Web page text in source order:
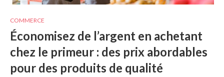
COMMERCE
Économisez de l’argent en achetant
chez le primeur : des prix abordables
pour des produits de qualité